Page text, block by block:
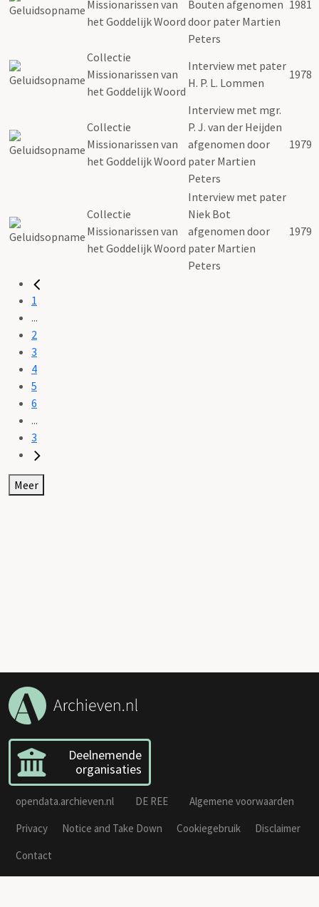
Missionarissen van
het Goddelijk Woord
Bouten afgenomen
door pater Martien
Peters
1981
Collectie
Missionarissen van
het Goddelijk Woord
Interview met pater
H. P. L. Lommen
1978
Collectie
Missionarissen van
het Goddelijk Woord
Interview met mgr.
P. J. van der Heijden
afgenomen door
pater Martien
Peters
1979
Collectie
Missionarissen van
het Goddelijk Woord
Interview met pater
Niek Bot
afgenomen door
pater Martien
Peters
1979
1
...
2
3
4
5
6
...
3
Meer
Deelnemende
organisaties
opendata.archieven.nl DE REE
Algemene voorwaarden
Privacy
Notice and Take Down Cookiegebruik
Disclaimer
Contact